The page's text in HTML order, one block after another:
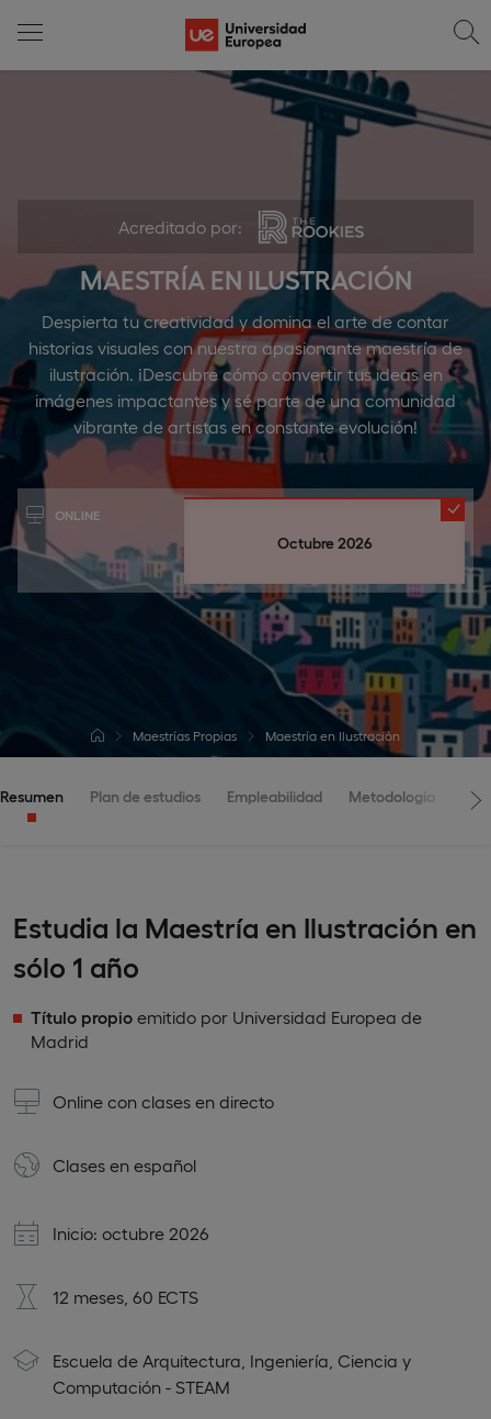
Acreditado por:
MAESTRÍA EN ILUSTRACIÓN
Despierta tu creatividad y domina el arte de contar
historias visuales con nuestra apasionante maestría de
ilustración. ¡Descubre cómo convertir tus ideas en
imágenes impactantes y sé parte de una comunidad
vibrante de artistas en constante evolución!
ONLINE
Octubre 2026
Maestrías Propias Maestría en Ilustración
Resumen Plan de estudios Empleabilidad Metodología
Estudia la Maestría en Ilustración en
sólo 1 año
Título propio emitido por Universidad Europea de
Madrid
Online con clases en directo
Clases en español
Inicio: octubre 2026
12 meses, 60 ECTS
Escuela de Arquitectura, Ingeniería, Ciencia y
Computación - STEAM